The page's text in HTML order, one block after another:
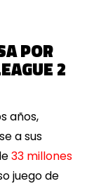
POR
2
años,
a sus
33 millones
juego de